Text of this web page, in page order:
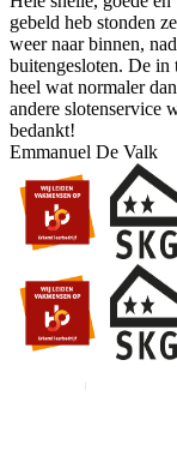
gebeld heb stonden
weer naar binnen,
buitengesloten. De in
heel wat normaler
andere slotenservice
bedankt!
Emmanuel De Valk